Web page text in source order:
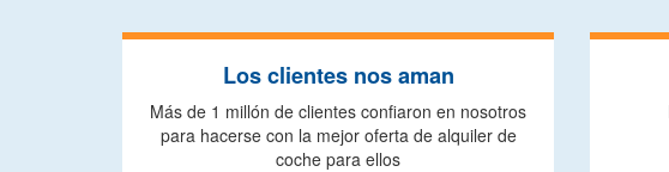
Los clientes nos aman
Más de 1 millón de clientes confiaron en nosotros
para hacerse con la mejor oferta de alquiler de
coche para ellos